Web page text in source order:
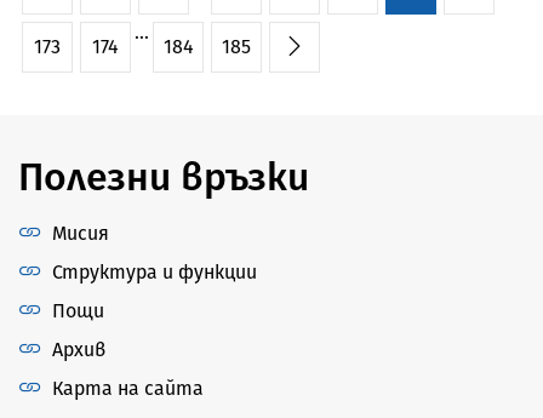
173 174
...
184 185
Полезни връзки
Мисия
Структура и функции
Пощи
Архив
Карта на сайта